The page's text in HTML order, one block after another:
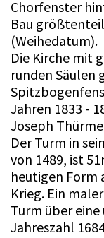
Chorfenster
Bau
(Weihedatum).
Die Kirche mit
runden Säulen
Jahren 1833 -
Joseph
Der Turm in
von 1489, ist
heutigen Form
Krieg. Ein
Turm über
Jahreszahl